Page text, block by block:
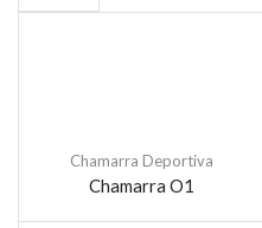
Chamarra Deportiva
Chamarra O1